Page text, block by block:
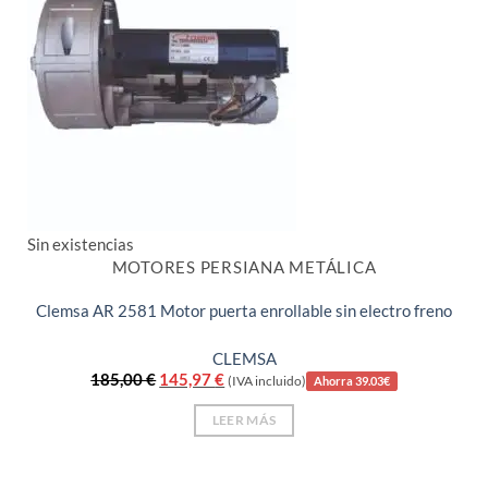
Sin existencias
MOTORES PERSIANA METÁLICA
Clemsa AR 2581 Motor puerta enrollable sin electro freno
CLEMSA
185,00€ El
precio
original
185,00 €.
145,97€El
precio
actual
es:
145,97 €.
(IVA incluido) Ahorra 39.03€
LEER MÁS